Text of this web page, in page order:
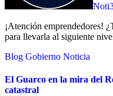
¡Atención emprendedores! ¿Tienes una idea innovadora y estás listo
para llevarla al siguiente
Blog Gobierno Noticia
El Guarco en la mira del
catastral